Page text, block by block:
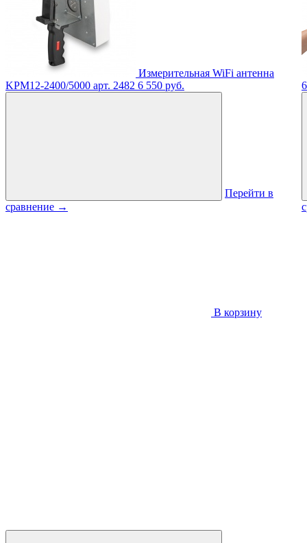
Измерительная WiFi антенна
KPM12-2400/5000 арт. 2482 6 550 руб.
Перейти в
сравнение →
В корзину